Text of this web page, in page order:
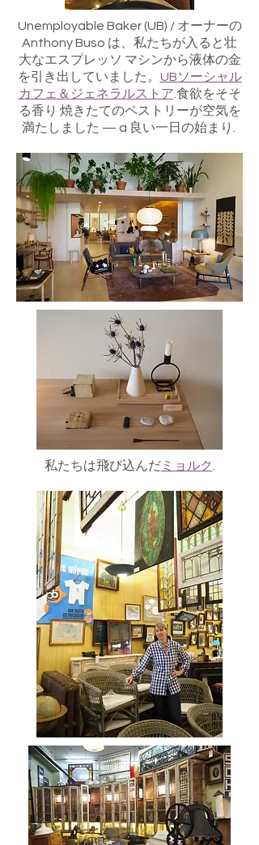
Unemployable Baker (UB) / オーナーの
Anthony Buso は、私たちが入ると壮
大なエスプレッソ マシンから液体の金
を引き出していました。 UBソーシャル
カフェ＆ジェネラルストア .食欲をそそ
る香り 焼きたてのペストリーが空気を
満たしました — a 良い一日の始まり.
私たちは飛び込んだミョルク